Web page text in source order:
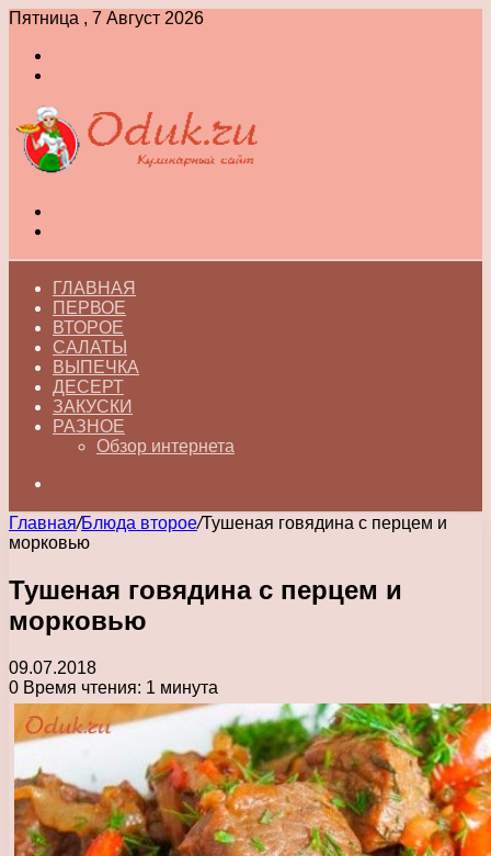
Пятница , 7 Август 2026
ГЛАВНАЯ
ПЕРВОЕ
ВТОРОЕ
САЛАТЫ
ВЫПЕЧКА
ДЕСЕРТ
ЗАКУСКИ
РАЗНОЕ
Обзор интернета
Главная/Блюда второе/Тушеная говядина с перцем и
морковью
Тушеная говядина с перцем и
морковью
09.07.2018
0 Время чтения: 1 минута